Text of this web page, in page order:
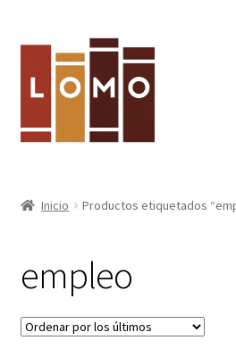
la
navegación
contenido
Inicio Productos etiquetados
empleo